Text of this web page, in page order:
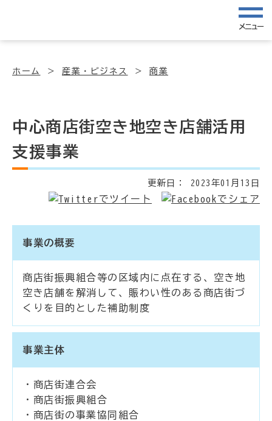
メニュー
ホーム 産業・ビジネス 商業
中心商店街空き地空き店舗活用
支援事業
更新日： 2023年01月13日
事業の概要
商店街振興組合等の区域内に点在する、空き地
空き店舗を解消して、賑わい性のある商店街づ
くりを目的とした補助制度
事業主体
・商店街連合会
・商店街振興組合
・商店街の事業協同組合